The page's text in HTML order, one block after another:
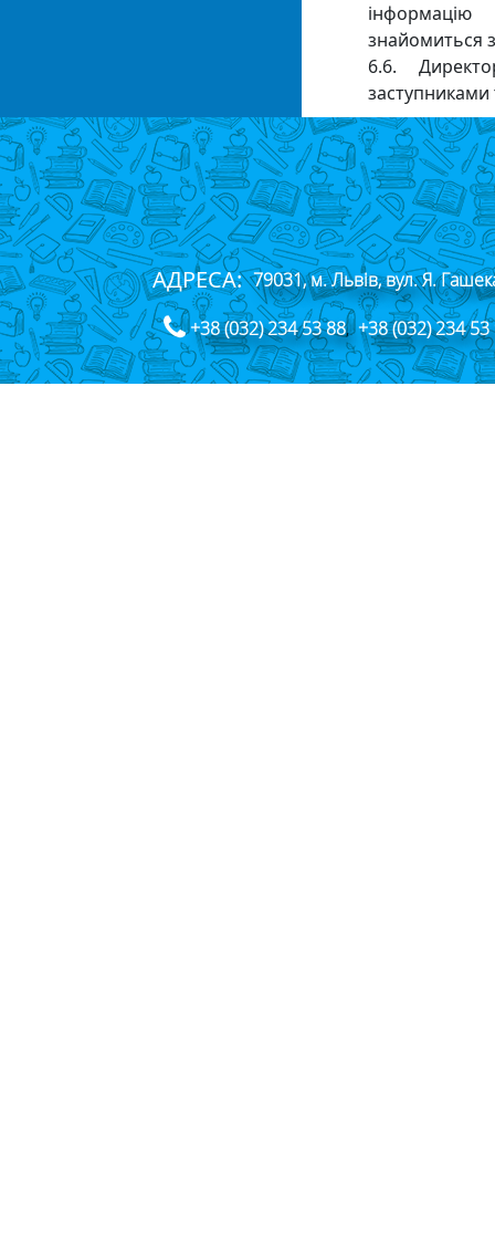
інформацію
знайомиться
6.6.
АДРЕСА: 79031, м. Львів, вул. Я.
+38 (032) 234 53 88,+38 (032) 234 53